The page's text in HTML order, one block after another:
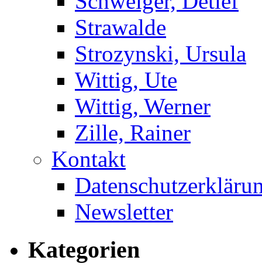
Strawalde
Strozynski, Ursula
Wittig, Ute
Wittig, Werner
Zille, Rainer
Kontakt
Newsletter
Kategorien